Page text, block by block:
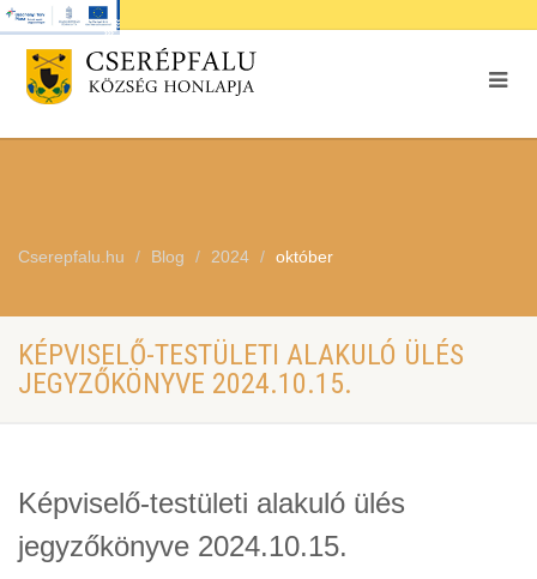
Cserepfalu.hu Blog 2024 október
KÉPVISELŐ-TESTÜLETI ALAKULÓ ÜLÉS
JEGYZŐKÖNYVE 2024.10.15.
Képviselő-testületi alakuló ülés
jegyzőkönyve 2024.10.15.